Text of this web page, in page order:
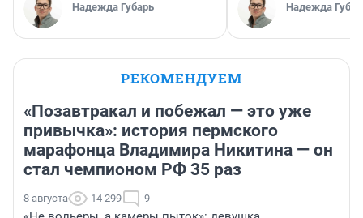
Надежда Губарь Надежда
РЕКОМЕНДУЕМ
«Позавтракал и побежал — это уже
привычка»: история пермского
марафонца Владимира Никитина — он
стал чемпионом РФ 35 раз
8 августа 14 299 9